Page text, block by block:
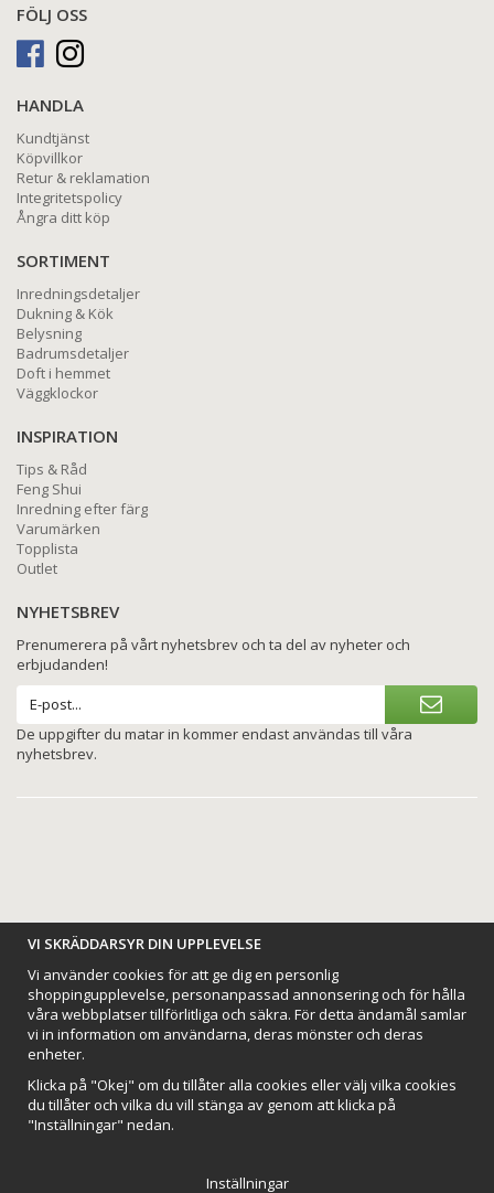
FÖLJ OSS
HANDLA
Kundtjänst
Köpvillkor
Retur & reklamation
Integritetspolicy
Ångra ditt köp
SORTIMENT
Inredningsdetaljer
Dukning & Kök
Belysning
Badrumsdetaljer
Doft i hemmet
Väggklockor
INSPIRATION
Tips & Råd
Feng Shui
Inredning efter färg
Varumärken
Topplista
Outlet
NYHETSBREV
Prenumerera på vårt nyhetsbrev och ta del av nyheter och
erbjudanden!
De uppgifter du matar in kommer endast användas till våra
nyhetsbrev.
BETALNINGSALTERNATIV
VI SKICKAR MED
VI SKRÄDDARSYR DIN UPPLEVELSE
Vi använder cookies för att ge dig en personlig
shoppingupplevelse, personanpassad annonsering och för hålla
våra webbplatser tillförlitliga och säkra. För detta ändamål samlar
vi in information om användarna, deras mönster och deras
enheter.
Klicka på "Okej" om du tillåter alla cookies eller välj vilka cookies
du tillåter och vilka du vill stänga av genom att klicka på
"Inställningar" nedan.
Inställningar